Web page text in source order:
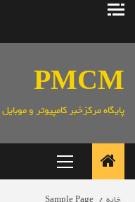
پرش
PMCM
پایگاه مرکزخبر کامپیوتر و موبایل
اصلی